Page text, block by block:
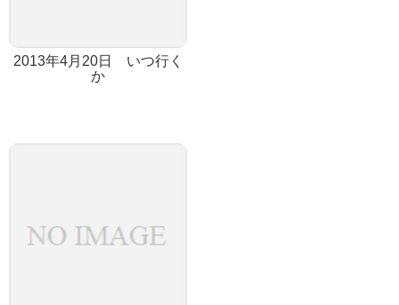
2013年4月20日 いつ行く
か